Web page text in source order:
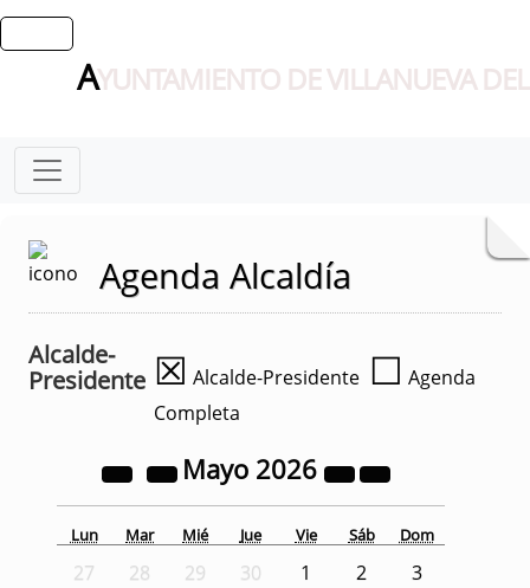
AYUNTAMIENTO DE VILLANUEVA
Agenda Alcaldía
Alcalde-
Presidente ☒ Alcalde-Presidente ☐ Agenda
Completa
Mayo 2026
Lun Mar Mié Jue Vie Sáb Dom
27 28 29 30 1 2
3